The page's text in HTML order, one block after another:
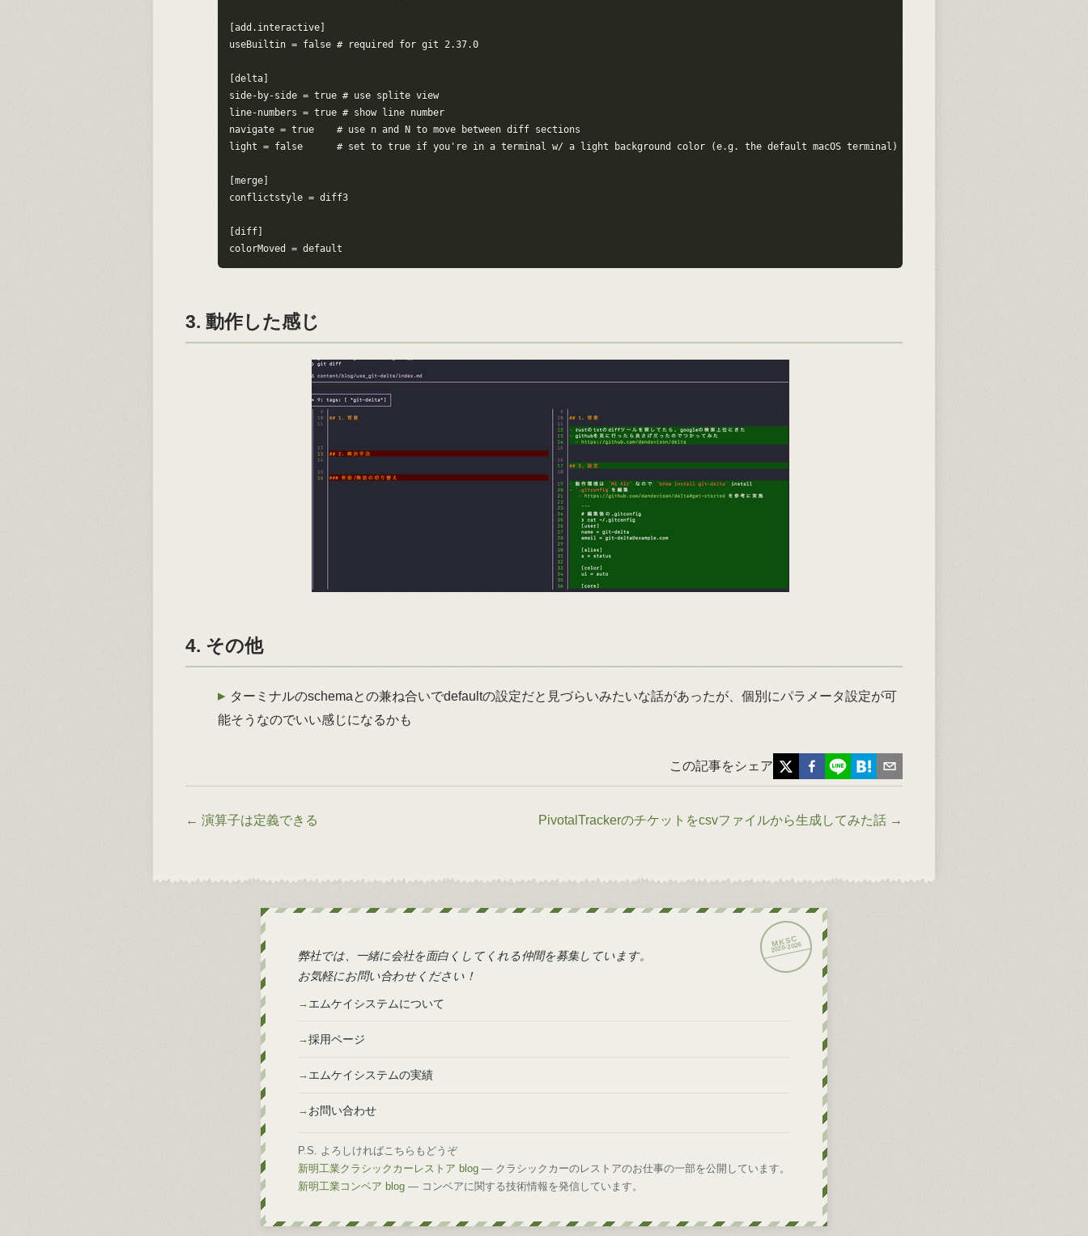
[add.interactive]
useBuiltin = false # required for git 2.37.0
[delta]
side-by-side = true # use splite view
line-numbers = true # show line number
navigate = true    # use n and N to move between diff sections
light = false      # set to true if you're in a terminal w/ a light background color (e.g. the default macOS terminal)
[merge]
conflictstyle = diff3
[diff]
colorMoved = default
3. 動作した感じ
4. その他
ターミナルのschemaとの兼ね合いでdefaultの設定だと見づらいみたいな話があったが、個別にパラメータ設定が可
能そうなのでいい感じになるかも
この記事をシェア
← 演算子は定義できる PivotalTrackerのチケットをcsvファイルから生成してみた話 →
2020-2026
弊社では、一緒に会社を面白くしてくれる仲間を募集しています。
お気軽にお問い合わせください！
エムケイシステムについて
採用ページ
エムケイシステムの実績
お問い合わせ
P.S. よろしければこちらもどうぞ
新明工業クラシックカーレストア blog — クラシックカーのレストアのお仕事の一部を公開しています。
新明工業コンベア blog — コンベアに関する技術情報を発信しています。